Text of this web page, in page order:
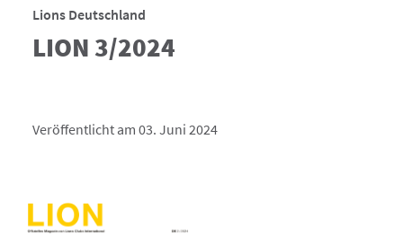
Lions Deutschland
LION 3/2024
Veröffentlicht am 03. Juni 2024